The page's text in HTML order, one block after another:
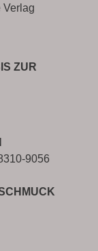
Verlag
ZUR
9056